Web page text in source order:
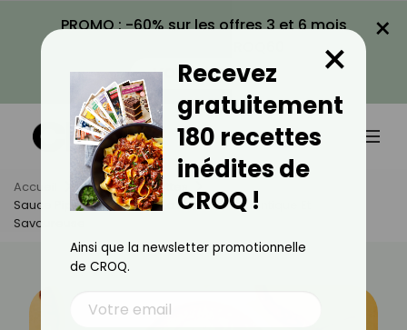
PROMO : -60% sur les offres 3 et 6 mois
VOIR LA PROMO
×
Accueil Actus
Recettes
Sauce Pipián Mexicaine : La Recette Authentique Et
Savoureuse
Recevez
gratuitement
180 recettes
inédites de
CROQ !
×
Ainsi que la newsletter promotionnelle
de CROQ.